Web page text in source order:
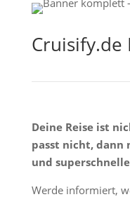
Cruisify.de
Deine Reise ist
passt nicht, dann
und
Werde informiert,